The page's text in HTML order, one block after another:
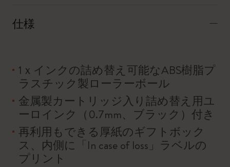
仕様
1ｘインクの詰め替え可能なABS樹脂プ
ラスチック製ローラーボール
金属製カートリッジ入り詰め替え用ユ
ーロインク（0.7mm、ブラック）付き
再利用もできる厚紙のギフトボック
ス、内側に「In case of loss」ラベルの
プリント